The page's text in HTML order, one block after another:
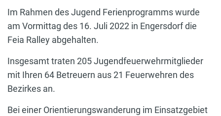
Im Rahmen des Jugend Ferienprogramms wurde
am Vormittag des 16. Juli 2022 in Engersdorf die
Feia Ralley abgehalten.
Insgesamt traten 205 Jugendfeuerwehrmitglieder
mit Ihren 64 Betreuern aus 21 Feuerwehren des
Bezirkes an.
Bei einer Orientierungswanderung im Einsatzgebiet